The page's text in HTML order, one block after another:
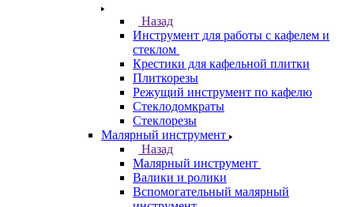
Назад
Инструмент для работы с кафелем и
стеклом
Крестики для кафельной плитки
Плиткорезы
Режущий инструмент по кафелю
Стеклодомкраты
Стеклорезы
Малярный инструмент
Назад
Малярный инструмент
Валики и ролики
Вспомогательный малярный